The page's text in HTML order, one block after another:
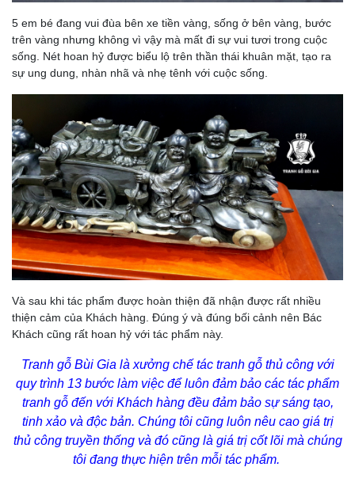
5 em bé đang vui đùa bên xe tiền vàng, sống ở bên vàng, bước
trên vàng nhưng không vì vậy mà mất đi sự vui tươi trong cuộc
sống. Nét hoan hỷ được biểu lộ trên thần thái khuân mặt, tạo ra
sự ung dung, nhàn nhã và nhẹ tênh với cuộc sống.
Và sau khi tác phẩm được hoàn thiện đã nhận được rất nhiều
thiện cảm của Khách hàng. Đúng ý và đúng bối cảnh nên Bác
Khách cũng rất hoan hỷ với tác phẩm này.
Tranh gỗ Bùi Gia là xưởng chế tác tranh gỗ thủ công với
quy trình 13 bước làm việc để luôn đảm bảo các tác phẩm
tranh gỗ đến với Khách hàng đều đảm bảo sự sáng tạo,
tinh xảo và độc bản. Chúng tôi cũng luôn nêu cao giá trị
thủ công truyền thống và đó cũng là giá trị cốt lõi mà chúng
tôi đang thực hiện trên mỗi tác phẩm.